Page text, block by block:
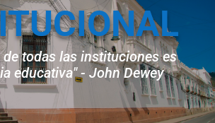
todas las instituciones es
educativa" - John Dewey